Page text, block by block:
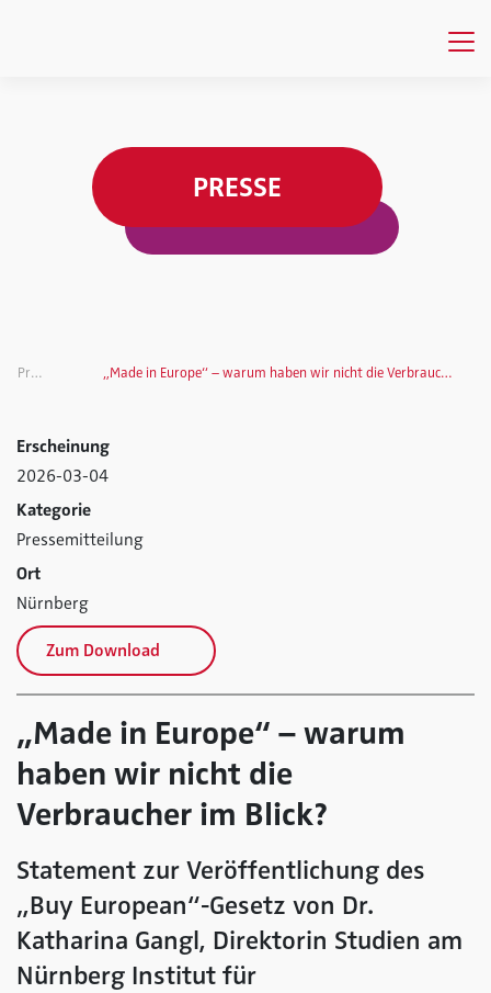
PRESSE
Presse „Made in Europe“ – warum haben wir nicht die Verbraucher im Blick?
Erscheinung
2026-03-04
Kategorie
Pressemitteilung
Ort
Nürnberg
Zum Download
„Made in Europe“ – warum
haben wir nicht die
Verbraucher im Blick?
Statement zur Veröffentlichung des
„Buy European“-Gesetz von Dr.
Katharina Gangl, Direktorin Studien am
Nürnberg Institut für